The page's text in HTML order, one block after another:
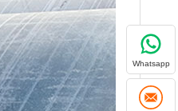
Whatsapp